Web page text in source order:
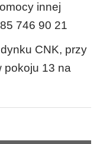
innej
746 90 21
CNK, przy
pokoju 13 na